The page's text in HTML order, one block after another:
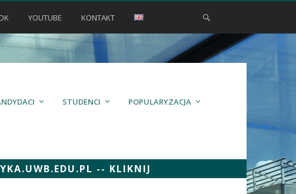
YOUTUBE KONTAKT
STUDENCI POPULARYZACJA
-- KLIKNIJ